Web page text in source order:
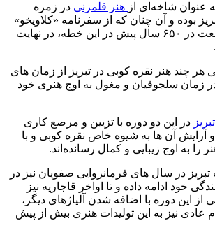
عنوان شاخه‌ای ‌از هنر قلمزنی در زمره
بوده و آن چنان که از سفرنامه «کلاویخو»
بر می‌آید، این هنر صنعت در ۶۵۰ سال پیش در این خطه، در نهایت
هر چند هنر نقره کوبی در تبریز از زمان‌ های
زمان سلجوقیان و مغول به اوج هنری خود
تبریز در این دو دوره با تزیین و مرصع کاری
آن ها به شیوه خاص نقره کوبی و با
را به اوج زیبایی و کمال رسانده‌اند.
در سال‌ های فرمانروایی صفویان نیز در
خود ادامه داده و تا اواخر قاجاریه نیز
این دوره با اضافه شدن آلیاژهای دیگر،
نیز به این تولیدات هنری بیش از پیش